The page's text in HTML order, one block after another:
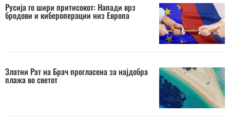
Русија го шири притисокот: Напади врз
бродови и кибероперации низ Европа
Златни Рат на Брач прогласена за најдобра
плажа во светот